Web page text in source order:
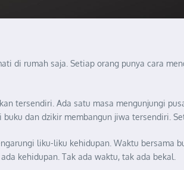
di rumah saja. Setiap orang punya cara
tersendiri. Ada satu masa mengunjungi
dan dzikir membangun jiwa tersendiri.
liku-liku kehidupan. Waktu bersama
kehidupan. Tak ada waktu, tak ada bekal.